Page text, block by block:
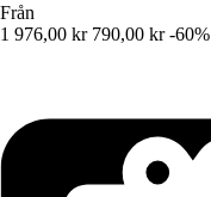
Från
1 976,00 kr 790,00 kr -60%